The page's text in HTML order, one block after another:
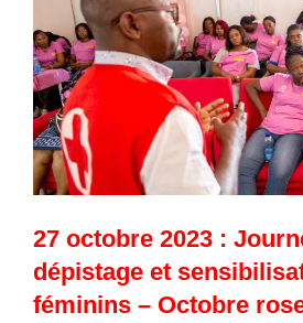
27 octobre 2023 :
dépistage et
féminins – Octobre